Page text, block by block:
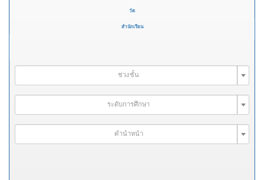
วัด
สำนักเรียน
ช่วงชั้น
ระดับการศึกษา
คำนำหน้า